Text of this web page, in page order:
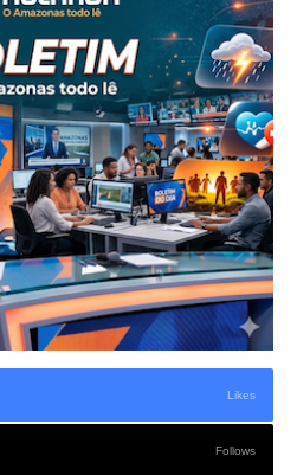
Likes
Follows